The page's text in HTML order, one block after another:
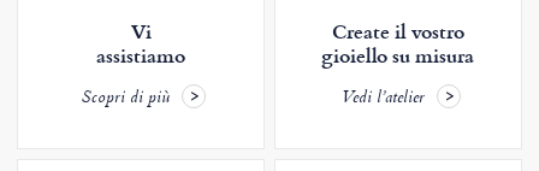
Vi
assistiamo
Scopri di più
Create il vostro
gioiello su misura
Vedi l’atelier